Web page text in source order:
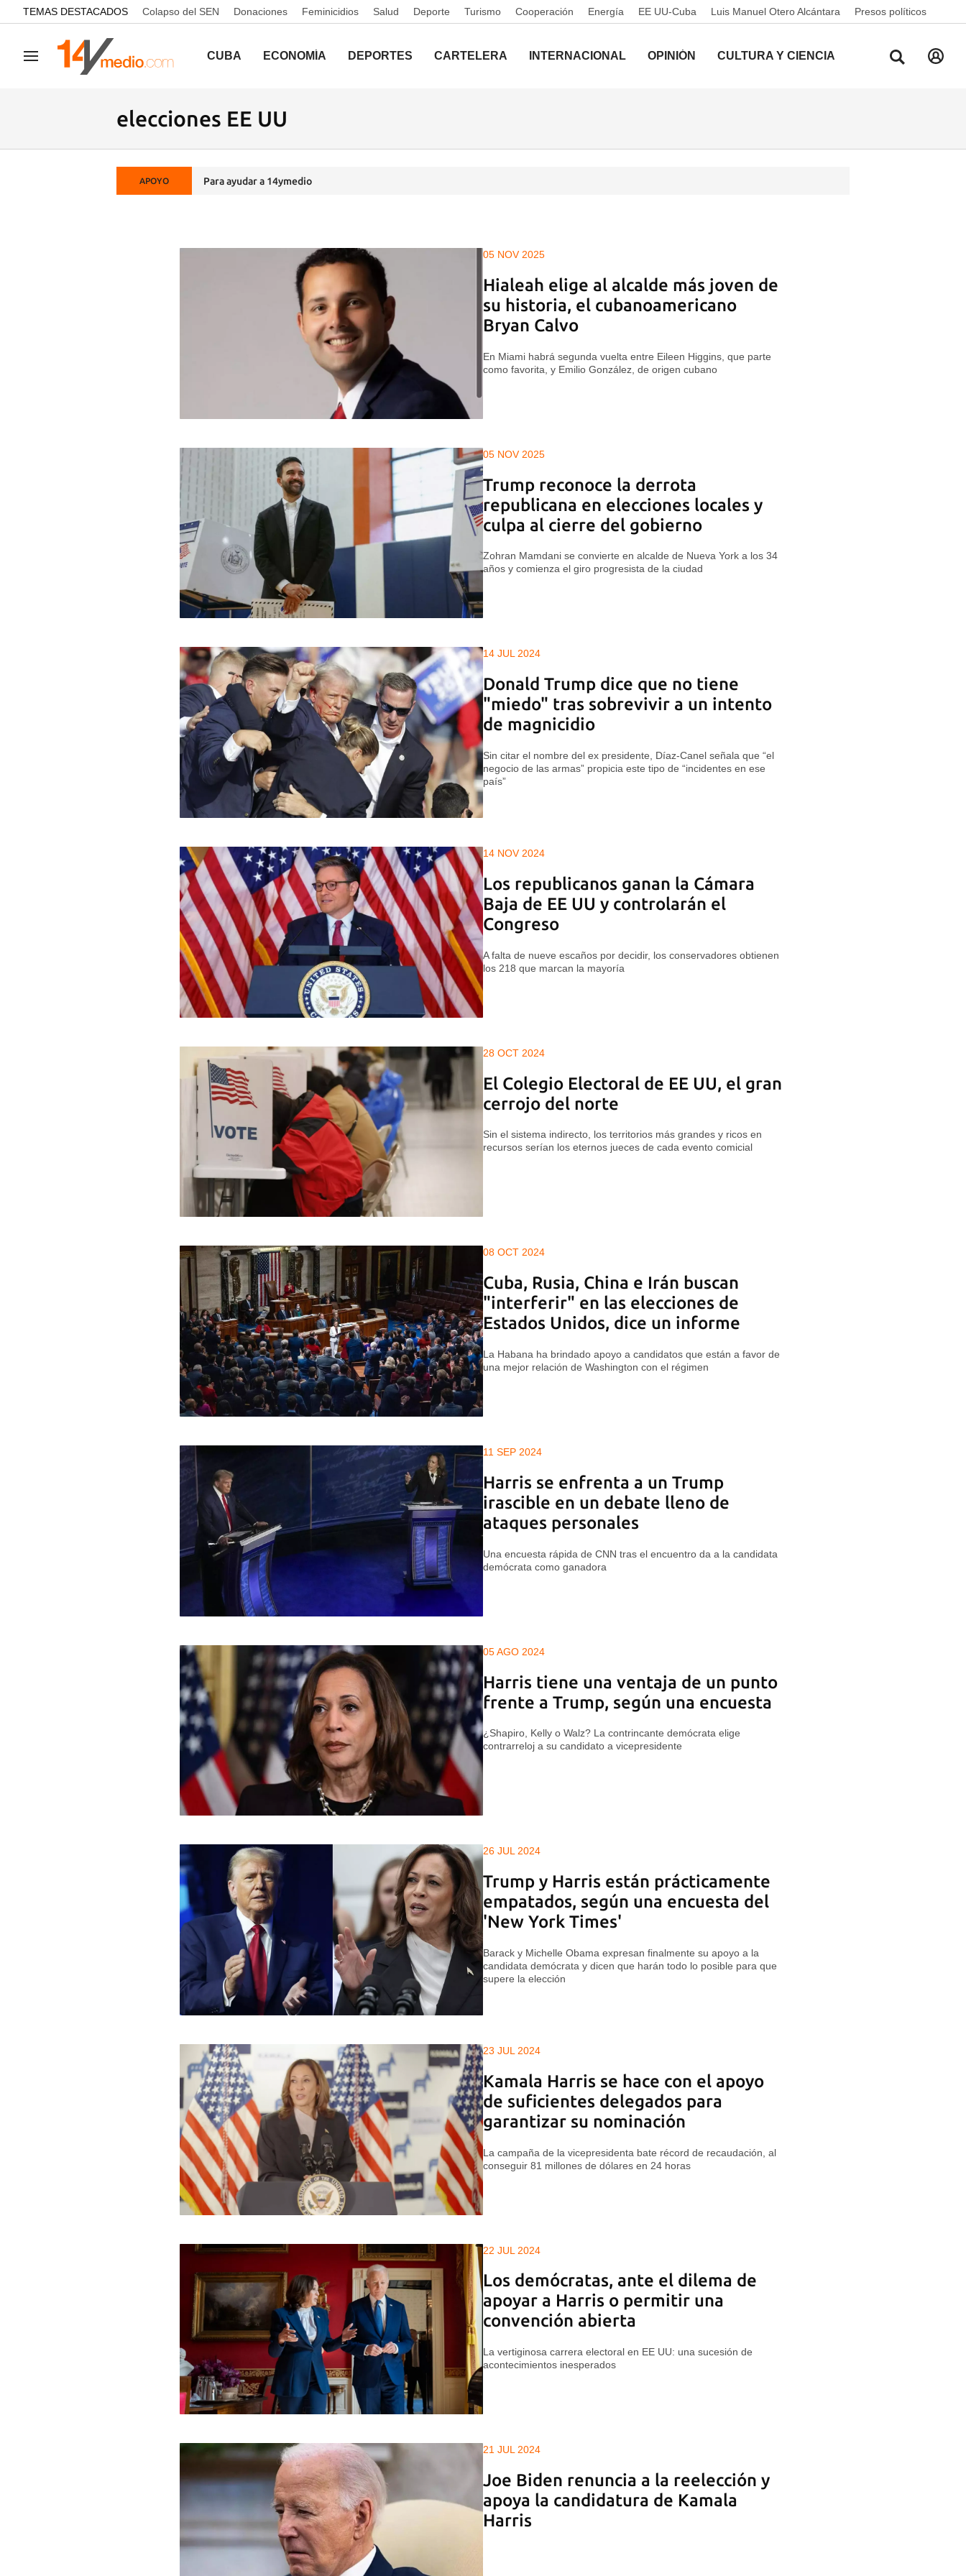
common.go-to-content
TEMAS DESTACADOS Colapso del SEN Donaciones Feminicidios Salud Deporte Turismo Cooperación Energía EE UU-Cuba Luis Manuel Otero Alcántara Presos políticos
Navegación CUBA ECONOMÍA DEPORTES CARTELERA INTERNACIONAL OPINIÓN CULTURA Y CIENCIA
elecciones EE UU
APOYO Para ayudar a 14ymedio
05 NOV 2025
Hialeah elige al alcalde más joven de
su historia, el cubanoamericano
Bryan Calvo
En Miami habrá segunda vuelta entre Eileen Higgins, que parte
como favorita, y Emilio González, de origen cubano
05 NOV 2025
Trump reconoce la derrota
republicana en elecciones locales y
culpa al cierre del gobierno
Zohran Mamdani se convierte en alcalde de Nueva York a los 34
años y comienza el giro progresista de la ciudad
14 JUL 2024
Donald Trump dice que no tiene
"miedo" tras sobrevivir a un intento
de magnicidio
Sin citar el nombre del ex presidente, Díaz-Canel señala que “el
negocio de las armas” propicia este tipo de “incidentes en ese
país”
14 NOV 2024
Los republicanos ganan la Cámara
Baja de EE UU y controlarán el
Congreso
A falta de nueve escaños por decidir, los conservadores obtienen
los 218 que marcan la mayoría
28 OCT 2024
El Colegio Electoral de EE UU, el gran
cerrojo del norte
Sin el sistema indirecto, los territorios más grandes y ricos en
recursos serían los eternos jueces de cada evento comicial
08 OCT 2024
Cuba, Rusia, China e Irán buscan
"interferir" en las elecciones de
Estados Unidos, dice un informe
La Habana ha brindado apoyo a candidatos que están a favor de
una mejor relación de Washington con el régimen
11 SEP 2024
Harris se enfrenta a un Trump
irascible en un debate lleno de
ataques personales
Una encuesta rápida de CNN tras el encuentro da a la candidata
demócrata como ganadora
05 AGO 2024
Harris tiene una ventaja de un punto
frente a Trump, según una encuesta
¿Shapiro, Kelly o Walz? La contrincante demócrata elige
contrarreloj a su candidato a vicepresidente
26 JUL 2024
Trump y Harris están prácticamente
empatados, según una encuesta del
'New York Times'
Barack y Michelle Obama expresan finalmente su apoyo a la
candidata demócrata y dicen que harán todo lo posible para que
supere la elección
23 JUL 2024
Kamala Harris se hace con el apoyo
de suficientes delegados para
garantizar su nominación
La campaña de la vicepresidenta bate récord de recaudación, al
conseguir 81 millones de dólares en 24 horas
22 JUL 2024
Los demócratas, ante el dilema de
apoyar a Harris o permitir una
convención abierta
La vertiginosa carrera electoral en EE UU: una sucesión de
acontecimientos inesperados
21 JUL 2024
Joe Biden renuncia a la reelección y
apoya la candidatura de Kamala
Harris